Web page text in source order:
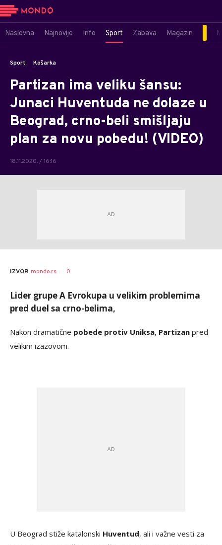
Naslovna Najnovije Info Sport Zabava Magazin
Sport Košarka
Partizan ima veliku šansu:
Junaci Huventuda ne dolaze u
Beograd, crno-beli smišljaju
plan za novu pobedu! (VIDEO)
18.11.2020. / 16:16
AUTOR Jakovljević
IZVOR mondo.rs 0
Lider grupe A Evrokupa u velikim problemima
pred duel sa crno-belima,
Nakon dramatične pobede protiv Uniksa, Partizan pred
velikim izazovom.
U Beograd stiže katalonski Huventud, ali i važne vesti za